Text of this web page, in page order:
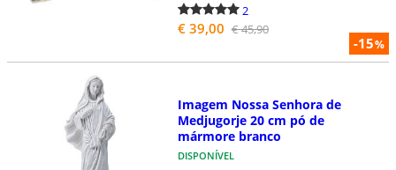
-15%
2
€ 39,00 € 45,90
Imagem Nossa Senhora de
Medjugorje 20 cm pó de
mármore branco
DISPONÍVEL